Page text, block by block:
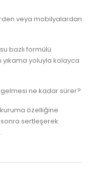
veya mobilyalardan
bazlı formülü
yoluyla kolayca
ne kadar sürer?
kuruma özelliğine
sonra sertleşerek